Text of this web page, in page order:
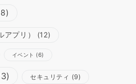
プリ） (12)
イベント (6)
セキュリティ (9)